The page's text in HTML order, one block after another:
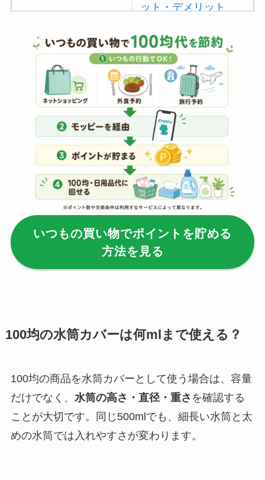
ット・デメリット
【100均】ダイソー/
セリア等でポイズン
リムーバーは買え
る？使い方や選び方
を解説！
【100均】ダイソー/
セリア等でフロアラ
バーほうきは買え
る？選び方＆使い方
を徹底ガイド！
【100均】ダイソー/
セリア等でハンディ
ファンカバーは買え
【100均】ダイソー/
方とおすすめも紹
介！
【100均】ダイソー/
セリア等でスパイス
いつもの買い物でポイントを貯める
方法を見る
100均の水筒カバーは何mlまで使える？
100均の商品を水筒カバーとして使う場合は、容量
だけでなく、 水筒の高さ・直径・重さ を確認する
ことが大切です。同じ500mlでも、細長い水筒と太
めの水筒では入れやすさが変わります。